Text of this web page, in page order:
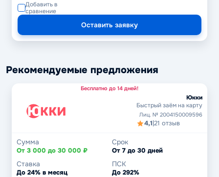
Добавить в
сравнение
Оставить заявку
Рекомендуемые предложения
Бесплатно до 14 дней!
Юкки
Быстрый заём на карту
Лиц. № 2004150009596
4,1|21 отзыв
Сумма
От 3 000 до 30 000 ₽
Срок
От 7 до 30 дней
Ставка
До 24% в месяц
ПСК
До 292%